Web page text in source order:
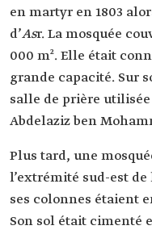
en martyr en 1803
d’Asr. La mosquée
000 m². Elle était
grande capacité. Sur
salle de prière
Abdelaziz ben
Plus tard, une
l’extrémité sud-est de
ses colonnes étaient
Son sol était cimenté